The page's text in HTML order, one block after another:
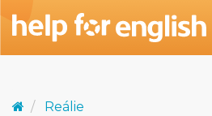
Reálie